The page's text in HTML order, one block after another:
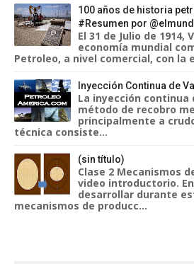
100 años de historia
#Resumen por
El 31 de Julio de
economía mundial
Petroleo, a nivel comercial, con la
Inyección Continua de
La inyección continua
método de recobro
principalmente a
técnica consiste...
(sin título)
Clase 2 Mecanismos
video introductorio.
desarrollar durante
mecanismos de producc...